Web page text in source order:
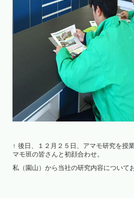
↑ 後日、１２月２５日、アマモ研究を授
マモ班の皆さんと初顔合わせ。
私（園山）から当社の研究内容について